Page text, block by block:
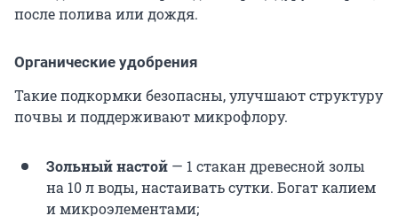
после полива или дождя.
Органические удобрения
Такие подкормки безопасны, улучшают структуру
почвы и поддерживают микрофлору.
Зольный настой — 1 стакан древесной золы
на 10 лводы, настаивать сутки. Богат калием
и микроэлементами;